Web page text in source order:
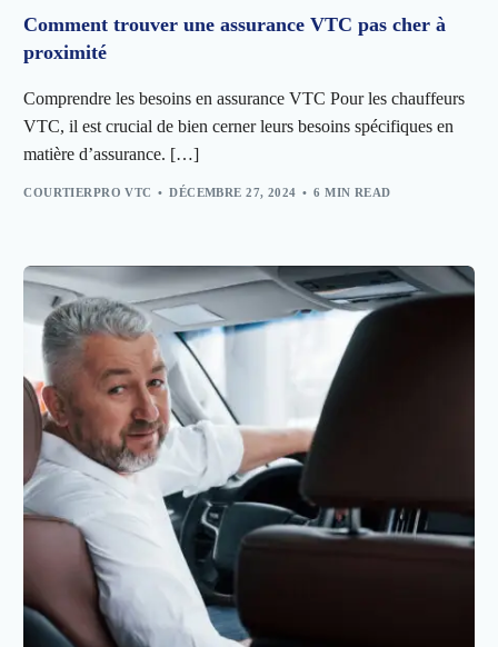
Comment trouver une assurance VTC pas cher à
proximité
Comprendre les besoins en assurance VTC Pour les chauffeurs
VTC, il est crucial de bien cerner leurs besoins spécifiques en
matière d’assurance. […]
COURTIERPRO VTC DÉCEMBRE 27, 2024 6 MIN READ